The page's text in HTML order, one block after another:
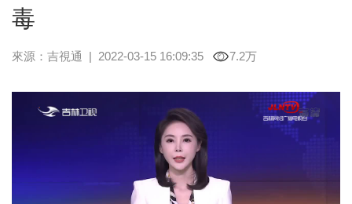
毒
來源： 吉視通 | 2022-03-15 16:09:35 7.2万